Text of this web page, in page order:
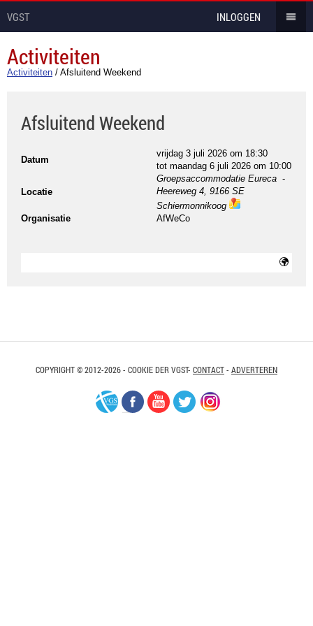
VGST INLOGGEN
Activiteiten
Activiteiten / Afsluitend Weekend
Afsluitend Weekend
Datum
vrijdag 3 juli 2026 om 18:30
tot maandag 6 juli 2026 om 10:00
Locatie
Groepsaccommodatie Eureca -
Heereweg 4, 9166 SE
Schiermonnikoog
Organisatie AfWeCo
COPYRIGHT © 2012-2026 - COOKIE DER VGST- CONTACT- ADVERTEREN